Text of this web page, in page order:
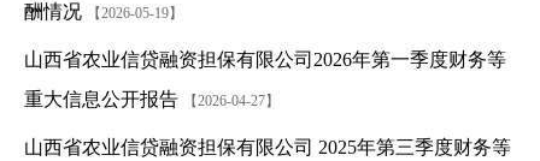
酬情况
【2026-05-19】
山西省农业信贷融资担保有限公司2026年第一季度财务等
重大信息公开报告
【2026-04-27】
山西省农业信贷融资担保有限公司 2025年第三季度财务等